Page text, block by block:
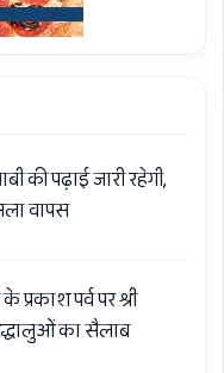
की पढ़ाई जारी रहेगी,
वापस
प्रकाश पर्व पर श्री
का सैलाब